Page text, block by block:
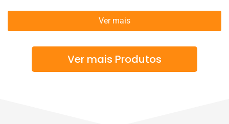
Ver mais
Ver mais Produtos